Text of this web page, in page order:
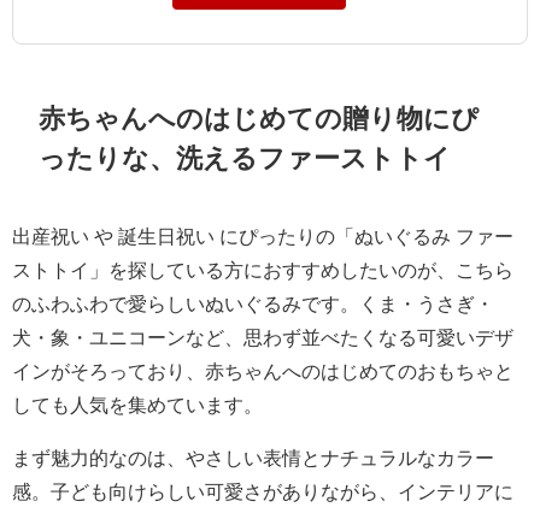
赤ちゃんへのはじめての贈り物にぴ
ったりな、洗えるファーストトイ
出産祝い や 誕生日祝い にぴったりの「ぬいぐるみ ファー
ストトイ」を探している方におすすめしたいのが、こちら
のふわふわで愛らしいぬいぐるみです。くま・うさぎ・
犬・象・ユニコーンなど、思わず並べたくなる可愛いデザ
インがそろっており、赤ちゃんへのはじめてのおもちゃと
しても人気を集めています。
まず魅力的なのは、やさしい表情とナチュラルなカラー
感。子ども向けらしい可愛さがありながら、インテリアに